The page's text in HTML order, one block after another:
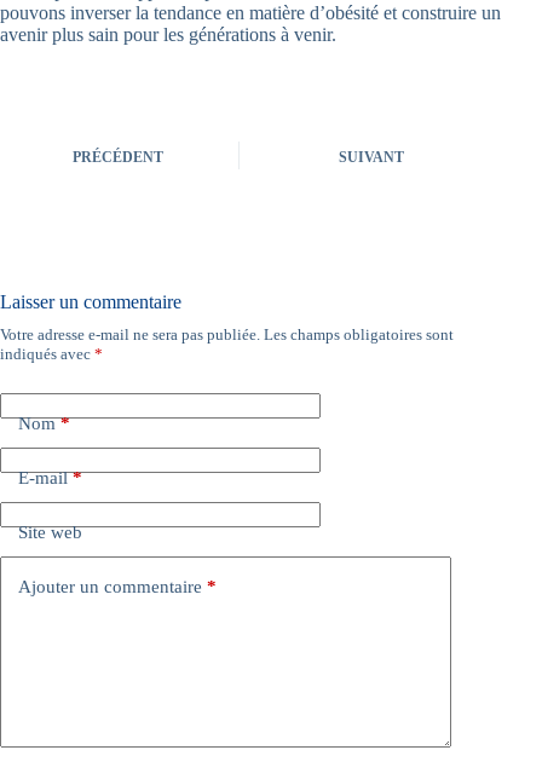
pouvons inverser la tendance en matière d’obésité et construire un
avenir plus sain pour les générations à venir.
PRÉCÉDENT SUIVANT
Laisser un commentaire
Votre adresse e-mail ne sera pas publiée. Les champs obligatoires sont
indiqués avec *
Nom*
E-mail*
Site web
Ajouter un commentaire *